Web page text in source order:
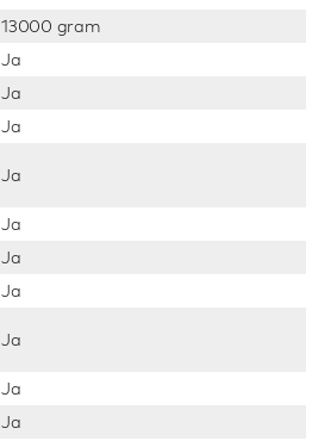
13000 gram
Ja
Ja
Ja
Ja
Ja
Ja
Ja
Ja
Ja
Ja